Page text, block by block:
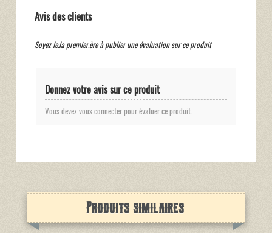
Avis des clients
Soyez le.la premier.ère à publier une évaluation sur ce produit
Donnez votre avis sur ce produit
Vous devez vous connecter pour évaluer ce produit.
Produits similaires